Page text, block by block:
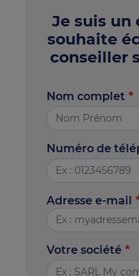
Je suis un
souhaite
conseiller
Nom complet
Numéro de
Adresse e-mail
Votre société